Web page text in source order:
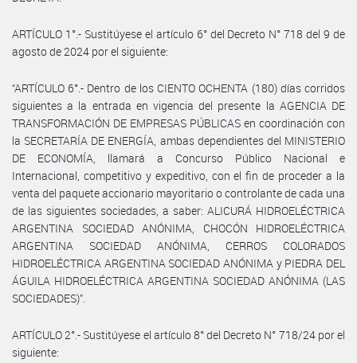
ARTÍCULO 1°.- Sustitúyese el artículo 6° del Decreto N° 718 del 9 de
agosto de 2024 por el siguiente:
“ARTÍCULO 6°.- Dentro de los CIENTO OCHENTA (180) días corridos
siguientes a la entrada en vigencia del presente la AGENCIA DE
TRANSFORMACIÓN DE EMPRESAS PÚBLICAS en coordinación con
la SECRETARÍA DE ENERGÍA, ambas dependientes del MINISTERIO
DE ECONOMÍA, llamará a Concurso Público Nacional e
Internacional, competitivo y expeditivo, con el fin de proceder a la
venta del paquete accionario mayoritario o controlante de cada una
de las siguientes sociedades, a saber: ALICURÁ HIDROELÉCTRICA
ARGENTINA SOCIEDAD ANÓNIMA, CHOCÓN HIDROELÉCTRICA
ARGENTINA SOCIEDAD ANÓNIMA, CERROS COLORADOS
HIDROELÉCTRICA ARGENTINA SOCIEDAD ANÓNIMA y PIEDRA DEL
ÁGUILA HIDROELÉCTRICA ARGENTINA SOCIEDAD ANÓNIMA (LAS
SOCIEDADES)”.
ARTÍCULO 2°.- Sustitúyese el artículo 8° del Decreto N° 718/24 por el
siguiente: